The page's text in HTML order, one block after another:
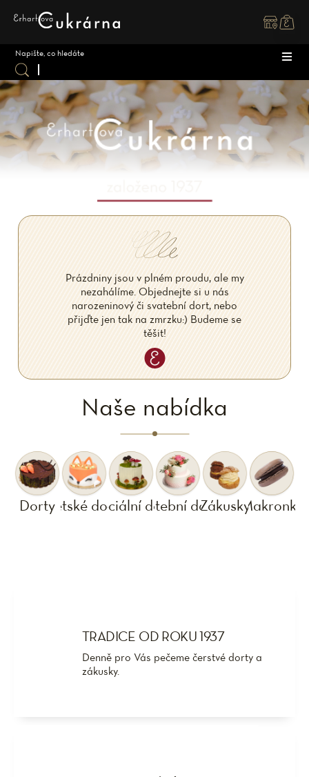
Prázdniny jsou v plném proudu, ale my
nezahálíme. Objednejte si u nás
narozeninový či svatební dort, nebo
přijďte jen tak na zmrzku:) Budeme se
těšit!
Naše nabídka
DortyDětské dortySpeciální dortySvatební dortyZákuskyMakronky
TRADICE OD ROKU 1937
Denně pro Vás pečeme čerstvé dorty a
zákusky.